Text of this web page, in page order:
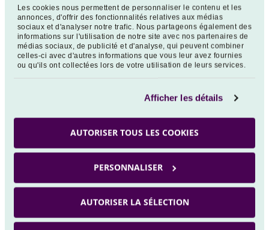
Les cookies nous permettent de personnaliser le contenu et les
annonces, d'offrir des fonctionnalités relatives aux médias
sociaux et d'analyser notre trafic. Nous partageons également des
informations sur l'utilisation de notre site avec nos partenaires de
médias sociaux, de publicité et d'analyse, qui peuvent combiner
celles-ci avec d'autres informations que vous leur avez fournies
ou qu'ils ont collectées lors de votre utilisation de leurs services.
Afficher les détails
AUTORISER TOUS LES COOKIES
PERSONNALISER
AUTORISER LA SÉLECTION
Décembre 2023.
La documentation juridique de ce FCP a été mise
à jour.
Les documents d’informations clés (DIC) et le
délai de huit jours ouvrés sur simple demande
écrite auprès de :
VEGA INVESTMENT MANAGERS,
[email protected]